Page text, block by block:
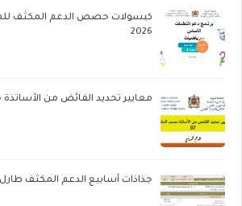
2026
معايير تحديد الفائض من الأساتذة
جذاذات أسابيع الدعم المكثف